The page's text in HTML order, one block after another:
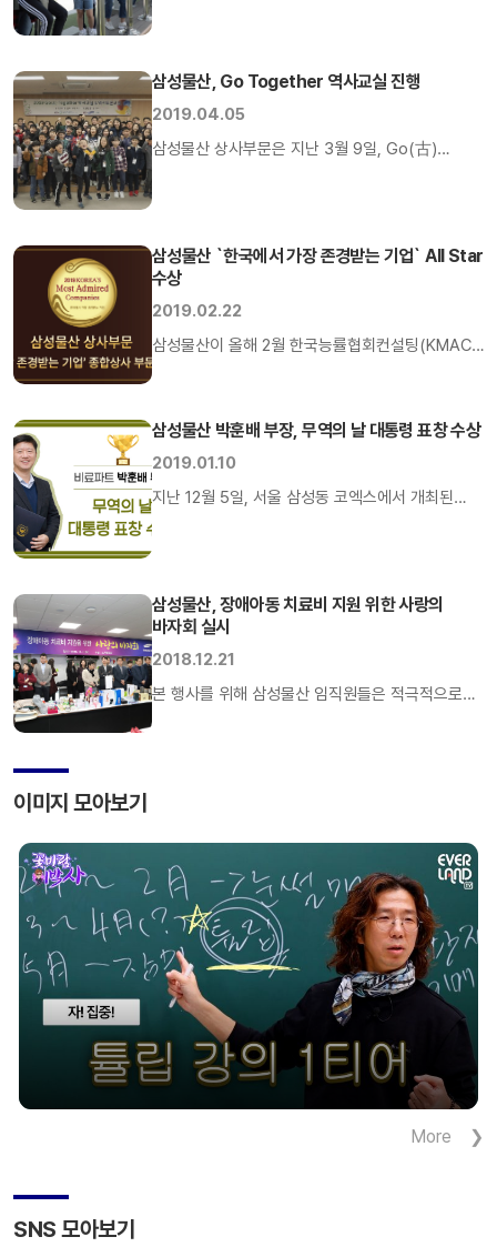
일부 […]
도라전망대, 제3땅굴, DMZ 평화공원 등 다양한
곳을 방문했다. 참가자들은 10개 조로 나뉘어 가족
대항전, 평화 리본에 소원 쓰기, 보물찾기 등 다양한
삼성물산, Go Together 역사교실 진행
2019.04.05
삼성물산 상사부문은 지난 3월 9일, Go(古)
후기부터 근대에 대한 역사 특강을 듣고 사전지식
테스트 및 다양한 게임을 하는 시간을 가졌다.
삼성물산은 다문화가정 아동들이 한국인으로서의
정체성을 확립하고 역사에 대해 올바르게 이해할 수
삼성물산 `한국에서 가장 존경받는 기업` All Star
수상
2019.02.22
삼성물산이 올해 2월 한국능률협회컨설팅(KMAC)
15년째 꾸준히 한국에서 가장 존경받는 기업 명단에
이름을 올리고 있다. 기업 경영의 바람직한
모델상을 제시한다는 취지로 실시하는 동 평가에서
삼성물산은 올해에도 종합점수 상위 30대 기업인
받았다. 삼성물산 […]
삼성물산 박훈배 부장, 무역의 날 대통령 표창 수상
2019.01.10
지난 12월 5일, 서울 삼성동 코엑스에서 개최된
다지기 위해 제정한 법정기념일이다.이 날 행사에는
정부, 무역업계 관계자 등 2,000여명이 참석해
2018년 수출 성과를 다함께 축하하는 자리를
가졌다. 박훈배 부장은 26년간 비료제품 수출입을
삼성물산, 장애아동 치료비 지원 위한 사랑의
바자회 실시
2018.12.21
본 행사를 위해 삼성물산 임직원들은 적극적으로
소망트리에는 임직원들의 새해 소망을 적은
카드들이 달렸고 이주 여성단체에서 만든 수제쿠키
판매 행사도 함께 진행됐다. 행사를 주관한
노사협의회 […]
이미지 모아보기
More
SNS 모아보기